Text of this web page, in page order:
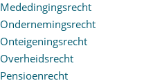
Mededingingsrecht
Ondernemingsrecht
Onteigeningsrecht
Overheidsrecht
Pensioenrecht